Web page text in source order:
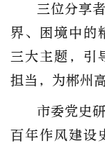
三位分享
界、困境中的
三大主题，引
担当，为郴州
市委党史
百年作风建设